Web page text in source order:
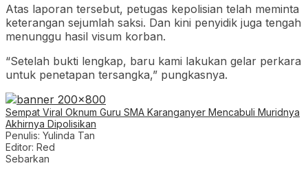
Atas laporan tersebut, petugas kepolisian telah meminta
keterangan sejumlah saksi. Dan kini penyidik juga tengah
menunggu hasil visum korban.
“Setelah bukti lengkap, baru kami lakukan gelar perkara
untuk penetapan tersangka,” pungkasnya.
Sempat Viral Oknum Guru SMA Karanganyer Mencabuli Muridnya
Akhirnya Dipolisikan
Penulis: Yulinda Tan
Editor: Red
Sebarkan